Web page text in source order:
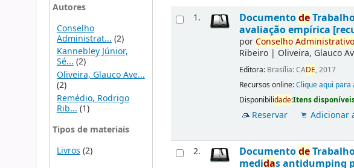
Autores
Conselho
Administrat... (2)
Kannebley Júnior,
Sé...(2)
Oliveira, Glauco Ave...
(2)
Remédio, Rodrigo
Rib... (1)
Tipos de materiais
Livros (2)
1. Documentode
avaliação empírica
porConselhoAdministrativo
Ribeiro | Oliveira, Glauco
Editora: Brasília: CADE, 2017
Recursos online:Clique aqui para
Disponibilidade:Itens
Reservar Adicionar
2. Documentode
medidas antidumping